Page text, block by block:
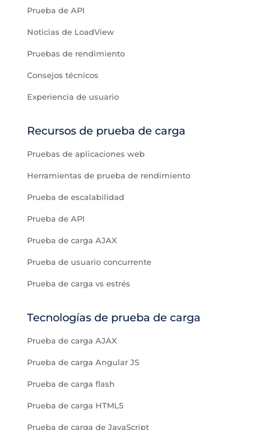
Prueba de API
Noticias de LoadView
Pruebas de rendimiento
Consejos técnicos
Experiencia de usuario
Recursos de prueba de carga
Pruebas de aplicaciones web
Herramientas de prueba de rendimiento
Prueba de escalabilidad
Prueba de API
Prueba de carga AJAX
Prueba de usuario concurrente
Prueba de carga vs estrés
Tecnologías de prueba de carga
Prueba de carga AJAX
Prueba de carga Angular JS
Prueba de carga flash
Prueba de carga HTML5
Prueba de carga de JavaScript